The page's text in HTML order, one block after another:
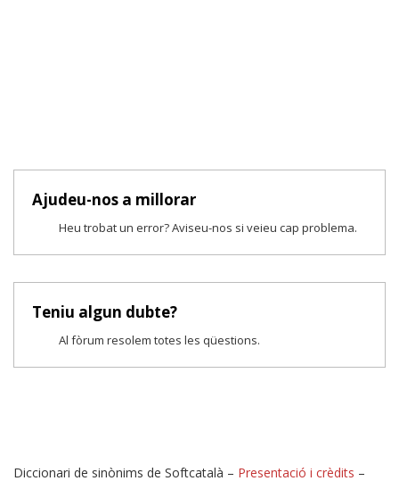
Ajudeu-nos a millorar
Heu trobat un error? Aviseu-nos si veieu cap problema.
Teniu algun dubte?
Al fòrum resolem totes les qüestions.
Diccionari de sinònims de Softcatalà – Presentació i crèdits –